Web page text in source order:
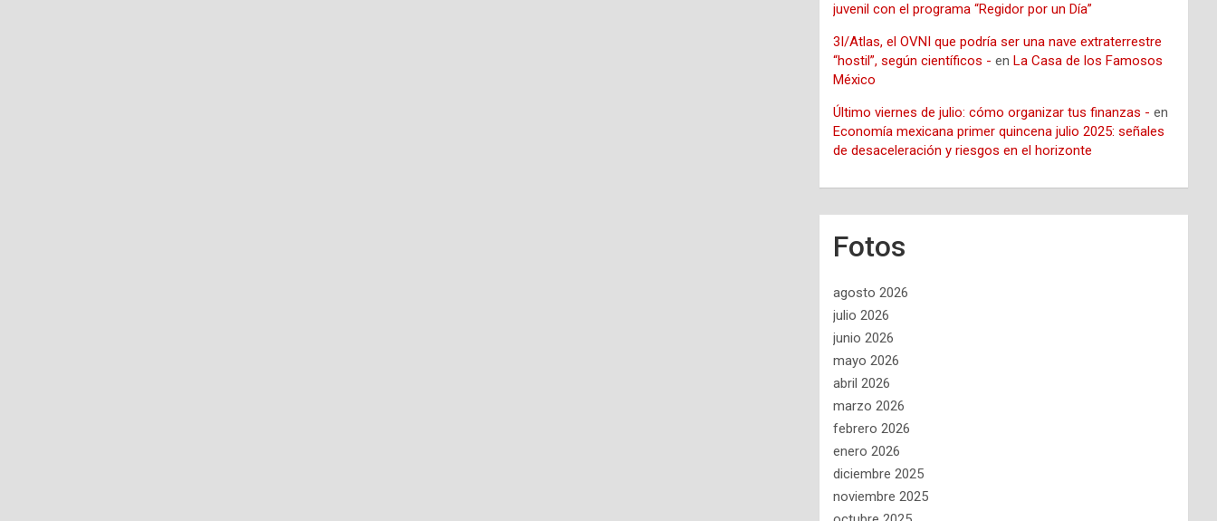
juvenil con el programa “Regidor por un Día”
3I/Atlas, el OVNI que podría ser una nave extraterrestre
“hostil”, según científicos - enLa Casa de los Famosos
México
Último viernes de julio: cómo organizar tus finanzas - en
Economía mexicana primer quincena julio 2025: señales
de desaceleración y riesgos en el horizonte
Fotos
agosto 2026
julio 2026
junio 2026
mayo 2026
abril 2026
marzo 2026
febrero 2026
enero 2026
diciembre 2025
noviembre 2025